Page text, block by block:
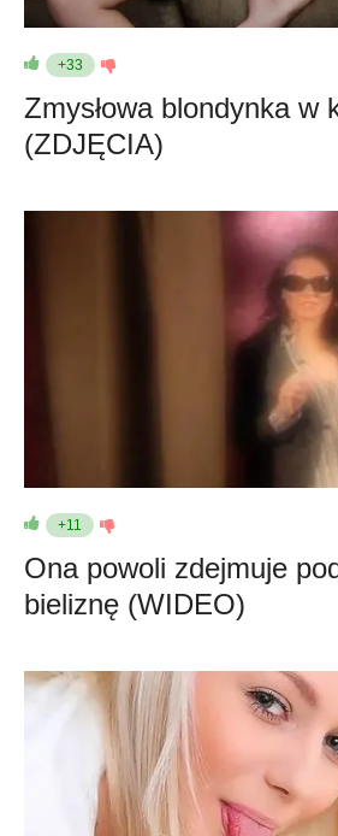
+33
Zmysłowa blondynka w
(ZDJĘCIA)
+11
Ona powoli zdejmuje
bieliznę (WIDEO)